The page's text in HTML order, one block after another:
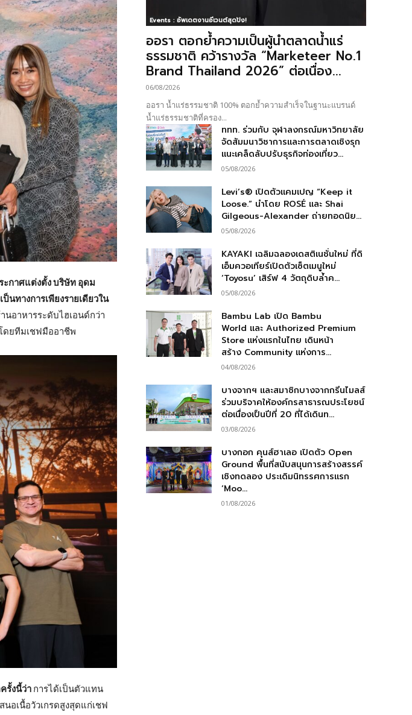
กาศแต่งตั้ง บริษัท อุดม
นทางการเพียงรายเดียวใน
นอาหารระดับไฮเอนด์กว่า
ดยทีมเชฟมืออาชีพ
รั้งนี้ว่า การได้เป็นตัวแทน
อเนื้อวัวเกรดสูงสุดแก่เชฟ
Events : อัพเดตงานอีเวนต์สุดปัง!
ออรา ตอกย้ำความเป็นผู้นำตลาดน้ำแร่
ธรรมชาติ คว้ารางวัล “Marketeer No.1
Brand Thailand 2026” ต่อเนื่อง...
06/08/2026
ออรา น้ำแร่ธรรมชาติ 100% ตอกย้ำความสำเร็จในฐานะแบรนด์
น้ำแร่ธรรมชาติที่ครอง...
ททท. ร่วมกับ จุฬาลงกรณ์มหาวิทยาลัย
จัดสัมมนาวิชาการและการตลาดเชิงรุก
แนะเคล็ดลับปรับธุรกิจท่องเที่ยว...
05/08/2026
Levi’s® เปิดตัวแคมเปญ “Keep it
Loose.” นำโดย ROSÉ และ Shai
Gilgeous-Alexander ถ่ายทอดนิย...
05/08/2026
KAYAKI เฉลิมฉลองเดสติเนชั่นใหม่ ที่ดิ
เอ็มควอเทียร์เปิดตัวเซ็ตเมนูใหม่
‘Toyosu’ เสิร์ฟ 4 วัตถุดิบล้ำค...
05/08/2026
Bambu Lab เปิด Bambu
World และ Authorized Premium
Store แห่งแรกในไทย เดินหน้า
สร้าง Community แห่งการ...
04/08/2026
บางจากฯ และสมาชิกบางจากกรีนไมลส์
ร่วมบริจาคให้องค์กรสาธารณประโยชน์
ต่อเนื่องเป็นปีที่ 20 ที่ได้เดินท...
03/08/2026
บางกอก คุนส์ฮาเลอ เปิดตัว Open
Ground พื้นที่สนับสนุนการสร้างสรรค์
เชิงทดลอง ประเดิมนิทรรศการแรก
‘Moo...
01/08/2026